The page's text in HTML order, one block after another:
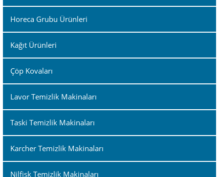
Horeca Grubu Ürünleri
Kağıt Ürünleri
Çöp Kovaları
Lavor Temizlik Makinaları
Taski Temizlik Makinaları
Karcher Temizlik Makinaları
Nilfisk Temizlik Makinaları